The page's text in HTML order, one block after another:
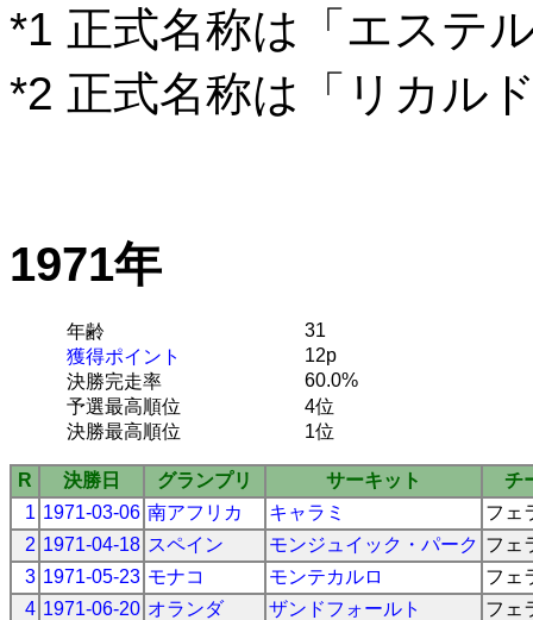
*1 正式名称は「エステ
*2 正式名称は「リカル
1971年
年齢
31
獲得ポイント
12p
決勝完走率
60.0%
予選最高順位
4位
決勝最高順位
1位
R 決勝日 グランプリ サーキット
チ
1 1971-03-06 南アフリカ キャラミ
フェ
2 1971-04-18 スペイン モンジュイック・パーク フェ
3 1971-05-23 モナコ モンテカルロ
フェ
4 1971-06-20 オランダ ザンドフォールト
フェ